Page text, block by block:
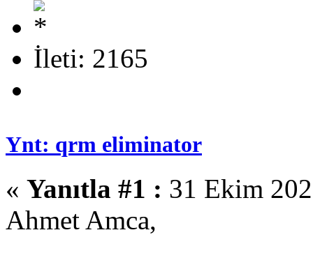
İleti: 2165
Ynt: qrm eliminator
« Yanıtla #1 : 31 Ekim
Ahmet Amca,